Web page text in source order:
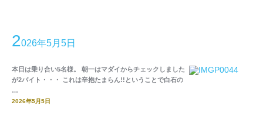
2026年5月5日
本日は乗り合い5名様。 朝一はマダイからチェックしました
が2バイト・・・ これは辛抱たまらん!!ということで白石の
…
2026年5月5日